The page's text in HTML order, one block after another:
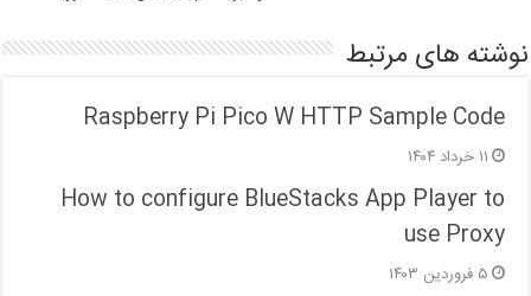
نوشته های مرتبط
Raspberry Pi Pico W HTTP Sample Code
۱۱ خرداد ۱۴۰۴
How to configure BlueStacks App Player to
use Proxy
۵ فروردین ۱۴۰۳